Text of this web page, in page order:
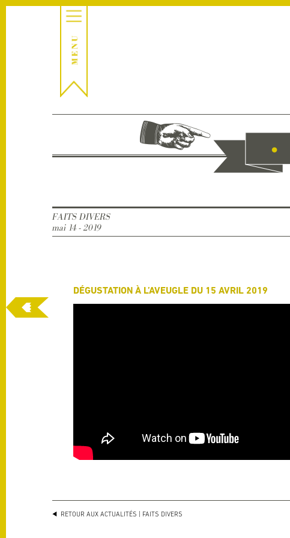
FAITS DIVERS
mai 14 - 2019
DÉGUSTATION À L’AVEUGLE DU 15 AVRIL 2019
RETOUR AUX ACTUALITÉS | FAITS DIVERS